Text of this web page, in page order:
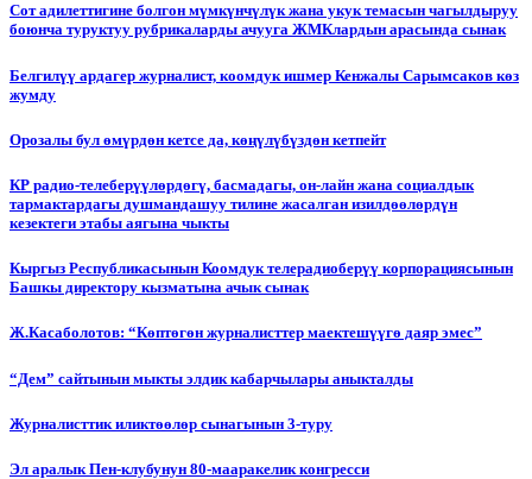
Сот адилеттигине болгон мүмкүнчүлүк жана укук темасын чагылдыруу
боюнча туруктуу рубрикаларды ачууга ЖМКлардын арасында сынак
Белгилүү ардагер журналист, коомдук ишмер Кенжалы Сарымсаков көз
жумду
Орозалы бул өмүрдөн кетсе да, көңүлүбүздөн кетпейт
КР радио-телеберүүлөрдөгү, басмадагы, он-лайн жана социалдык
тармактардагы душмандашуу тилине жасалган изилдөөлөрдүн
кезектеги этабы аягына чыкты
Кыргыз Республикасынын Коомдук телерадиоберүү корпорациясынын
Башкы директору кызматына ачык сынак
Ж.Касаболотов: “Көптөгөн журналисттер маектешүүгө даяр эмес”
“Дем” сайтынын мыкты элдик кабарчылары аныкталды
Журналисттик иликтөөлөр сынагынын 3-туру
Эл аралык Пен-клубунун 80-мааракелик конгресси